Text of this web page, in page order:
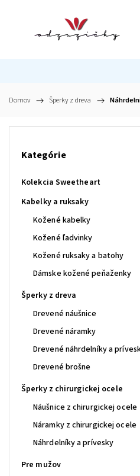
Domov / Šperky z dreva /
Kategórie
Kolekcia Sweetheart
Kabelky a ruksaky
Kožené kabelky
Kožené ľadvinky
Kožené ruksaky a batohy
Dámske kožené peňaženky
Šperky z dreva
Drevené náušnice
Drevené náramky
Drevené náhrdelníky a
Drevené brošne
Šperky z chirurgickej ocele
Náušnice z chirurgickej ocele
Náramky z chirurgickej ocele
Náhrdelníky a prívesky
Pre mužov